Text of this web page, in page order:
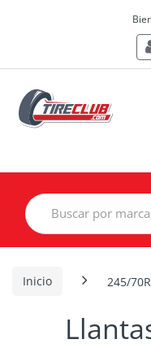
Search
for:
Inicio 245/